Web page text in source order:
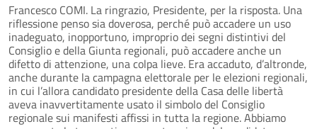
Francesco COMI. La ringrazio, Presidente, per la risposta. Una
riflessione penso sia doverosa, perché può accadere un uso
inadeguato, inopportuno, improprio dei segni distintivi del
Consiglio e della Giunta regionali, può accadere anche un
difetto di attenzione, una colpa lieve. Era accaduto, d’altronde,
anche durante la campagna elettorale per le elezioni regionali,
in cui l’allora candidato presidente della Casa delle libertà
aveva inavvertitamente usato il simbolo del Consiglio
regionale sui manifesti affissi in tutta la regione. Abbiamo